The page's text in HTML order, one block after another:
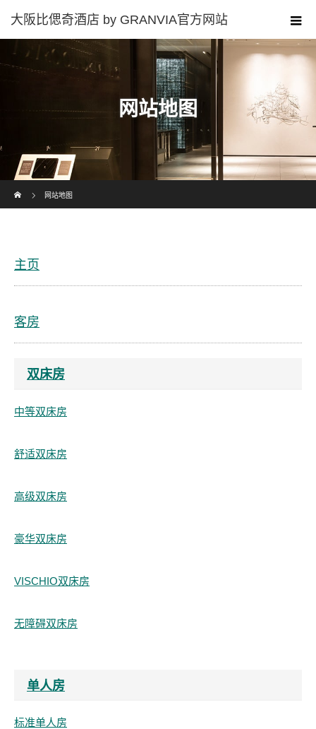
网站地图
网站地图
主页
客房
双床房
中等双床房
舒适双床房
高级双床房
豪华双床房
VISCHIO双床房
无障碍双床房
单人房
标准单人房